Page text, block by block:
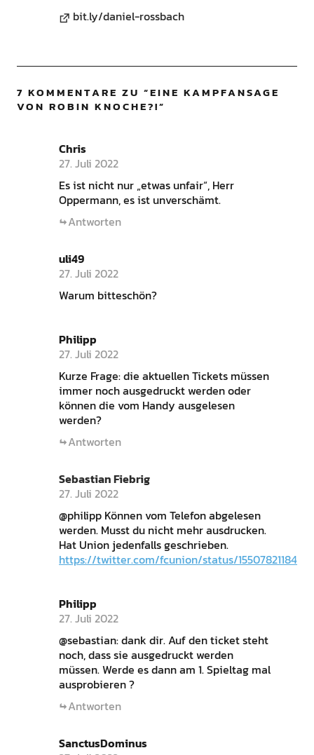
bit.ly/daniel-rossbach
7 KOMMENTARE ZU “EINE KAMPFANSAGE
VON ROBIN KNOCHE?!”
Chris
27. Juli 2022
Es ist nicht nur „etwas unfair“, Herr
Oppermann, es ist unverschämt.
Antworten
uli49
27. Juli 2022
Warum bitteschön?
Philipp
27. Juli 2022
Kurze Frage: die aktuellen Tickets müssen
immer noch ausgedruckt werden oder
können die vom Handy ausgelesen
werden?
Antworten
Sebastian Fiebrig
27. Juli 2022
@philipp Können vom Telefon abgelesen
werden. Musst du nicht mehr ausdrucken.
Hat Union jedenfalls geschrieben.
https://twitter.com/fcunion/status/
Philipp
27. Juli 2022
@sebastian: dank dir. Auf den ticket steht
noch, dass sie ausgedruckt werden
müssen. Werde es dann am 1. Spieltag mal
ausprobieren ?
Antworten
SanctusDominus